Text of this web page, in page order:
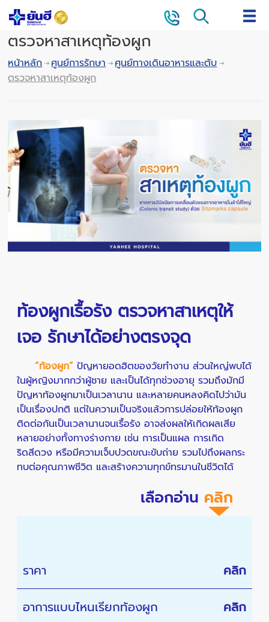
ตรวจหาสาเหตุท้องผูก
หน้าหลัก ศูนย์การรักษา
ศูนย์ทางเดินอาหารและตับ
ตรวจหาสาเหตุท้องผูก
ท้องผูกเรื้อรัง ตรวจหาสาเหตุให้
เจอ รักษาได้อย่างตรงจุด
“ท้องผูก” ปัญหายอดฮิตของวัยทำงาน ส่วนใหญ่พบได้
ในผู้หญิงมากกว่าผู้ชาย และเป็นได้ทุกช่วงอายุ รวมถึงมักมี
ปัญหาท้องผูกมาเป็นเวลานาน และหลายคนหลงคิดไปว่ามัน
เป็นเรื่องปกติ แต่ในความเป็นจริงแล้วการปล่อยให้ท้องผูก
ติดต่อกันเป็นเวลานานจนเรื้อรัง อาจส่งผลให้เกิดผลเสีย
หลายอย่างทั้งทางร่างกาย เช่น การเป็นแผล การเกิด
ริดสีดวง หรือมีความเจ็บปวดขณะขับถ่าย รวมไปถึงผลกระ
ทบต่อคุณภาพชีวิต และสร้างความทุกข์ทรมานในชีวิตได้
ราคา คลิก
อาการแบบไหนเรียกท้องผูก คลิก